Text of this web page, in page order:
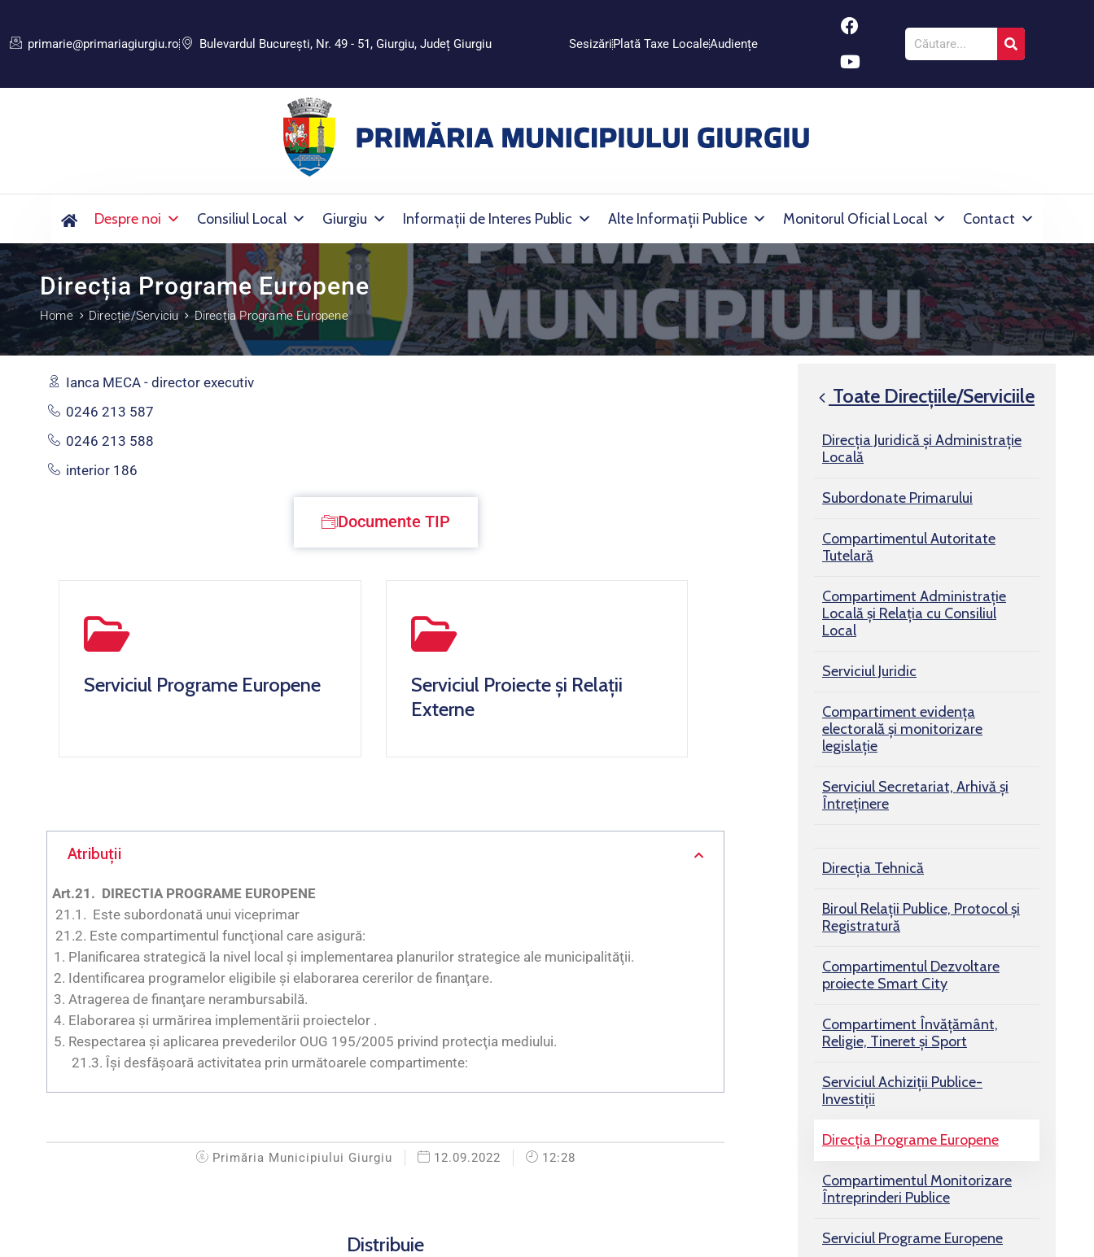
primarie@primariagiurgiu.ro Bulevardul Bucureşti, Nr. 49 - 51, Giurgiu, Județ Giurgiu SesizăriPlată Taxe LocaleAudiențe
Despre noi Consiliul Local Giurgiu Informații de Interes Public Alte Informații Publice Monitorul Oficial Local Contact
Direcția Programe Europene
Home Direcție/Serviciu Direcția Programe Europene
Ianca MECA - director executiv
0246 213 587
0246 213 588
interior 186
Documente TIP
Serviciul Programe Europene
Serviciul Proiecte și Relații
Externe
Atribuții
Art.21. DIRECTIA PROGRAME EUROPENE
21.1. Este subordonată unui viceprimar
21.2. Este compartimentul funcţional care asigură:
Planificarea strategică la nivel local şi implementarea planurilor strategice ale municipalităţii.
Identificarea programelor eligibile şi elaborarea cererilor de finanţare.
Atragerea de finanţare nerambursabilă.
Elaborarea şi urmărirea implementării proiectelor .
Respectarea şi aplicarea prevederilor OUG 195/2005 privind protecţia mediului.
21.3. Îşi desfăşoară activitatea prin următoarele compartimente:
Primăria Municipiului Giurgiu 12.09.2022 12:28
Distribuie
Toate Direcțiile/Serviciile
Direcția Juridică și Administrație
Locală
Subordonate Primarului
Compartimentul Autoritate
Tutelară
Compartiment Administrație
Locală și Relația cu Consiliul
Local
Serviciul Juridic
Compartiment evidența
electorală și monitorizare
legislație
Serviciul Secretariat, Arhivă și
Întreținere
Direcția Tehnică
Biroul Relaţii Publice, Protocol şi
Registratură
Compartimentul Dezvoltare
proiecte Smart City
Compartiment Învățământ,
Religie, Tineret și Sport
Serviciul Achiziții Publice-
Investiții
Direcția Programe Europene
Compartimentul Monitorizare
Întreprinderi Publice
Serviciul Programe Europene